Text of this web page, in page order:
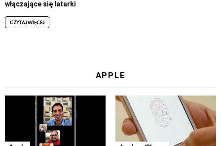
włączające się latarki
CZYTAJ WIĘCEJ
APPLE